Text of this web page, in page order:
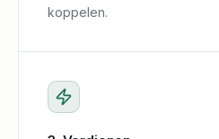
koppelen.